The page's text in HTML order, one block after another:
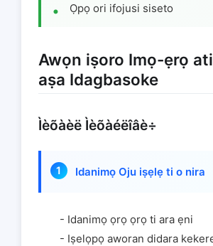
Ọpọ ori ifojusi siseto
Awọn iṣoro Imọ-ẹrọ
aṣa Idagbasoke
Ìèõàèë Ìèõàéëîâè÷
Idanimọ Oju iṣẹlẹ ti o nira
- Idanimọ ọrọ ọrọ ti ara ẹni
- Iṣelọpọ aworan didara